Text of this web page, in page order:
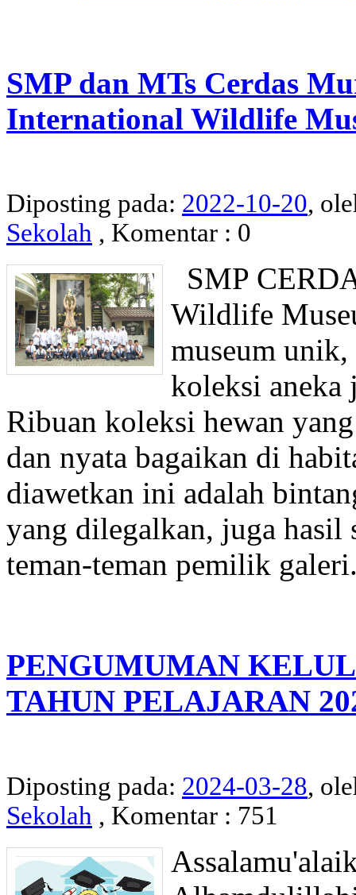
SMP dan MTs Cerdas
International Wildlife
Diposting pada: 2022-10-20,
Sekolah , Komentar : 0
SMP
Wildlife
museum
koleksi aneka
Ribuan koleksi hewan
dan nyata bagaikan di
diawetkan ini adalah
yang dilegalkan, juga hasil
teman-teman pemilik
PENGUMUMAN
TAHUN PELAJARAN
Diposting pada: 2024-03-28,
Sekolah , Komentar : 751